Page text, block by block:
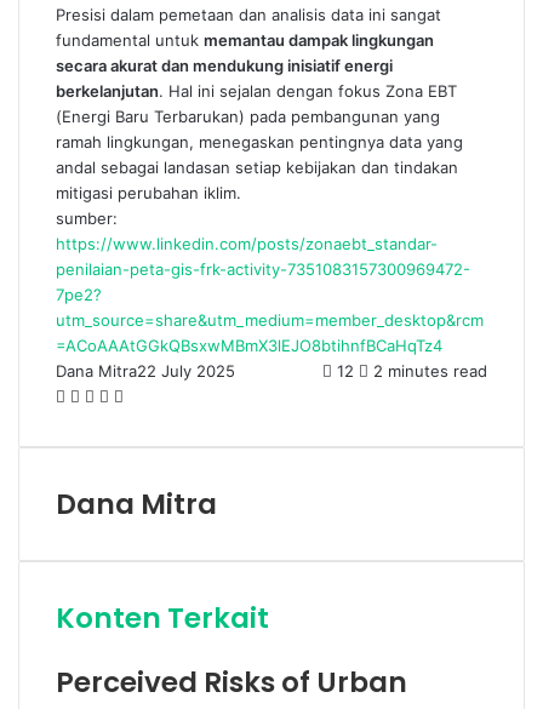
Presisi dalam pemetaan dan analisis data ini sangat
fundamental untuk memantau dampak lingkungan
secara akurat dan mendukung inisiatif energi
berkelanjutan. Hal ini sejalan dengan fokus Zona EBT
(Energi Baru Terbarukan) pada pembangunan yang
ramah lingkungan, menegaskan pentingnya data yang
andal sebagai landasan setiap kebijakan dan tindakan
mitigasi perubahan iklim.
sumber:
https://www.linkedin.com/posts/zonaebt_standar-
penilaian-peta-gis-frk-activity-7351083157300969472-
7pe2?
utm_source=share&utm_medium=member_desktop&rcm
=ACoAAAtGGkQBsxwMBmX3lEJO8btihnfBCaHqTz4
Dana Mitra22 July 2025 12
2 minutes read
Facebook
Twitter
LinkedIn
Share
Email
Dana Mitra
Konten Terkait
Perceived Risks of Urban